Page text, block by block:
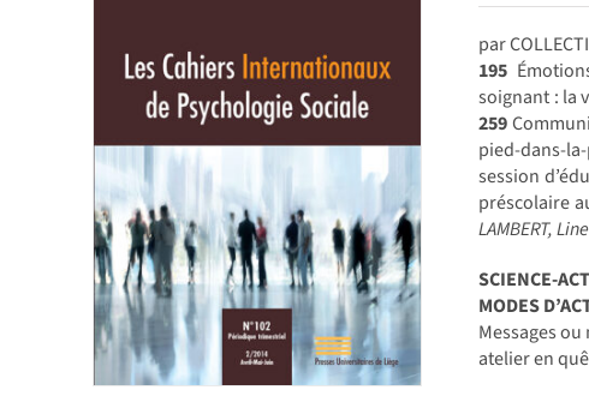
par
195
soignant : la
259
pied-dans-
session
préscolaire
LAMBERT,
SCIENCE-
MODES
Messages
atelier en